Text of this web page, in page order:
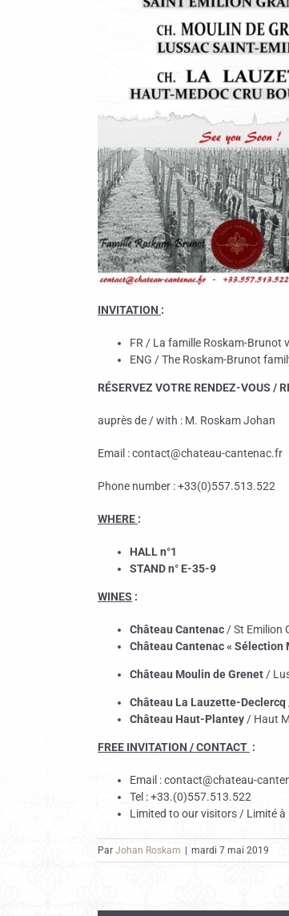
INVITATION :
FR / La famille Roskam-Brunot
ENG / The Roskam-Brunot
RÉSERVEZ VOTRE RENDEZ-VOUS /
auprès de / with : M. Roskam Johan
Email : contact@chateau-cantenac.fr
Phone number : +33(0)557.513.522
WHERE :
HALL n°1
STAND n° E-35-9
WINES :
Château Cantenac / St Emilion
Château Cantenac « Sélection
Château Moulin de Grenet /
Château La Lauzette-Declercq
Château Haut-Plantey / Haut
FREE INVITATION / CONTACT :
Email : contact@chateau-
Tel : +33.(0)557.513.522
Limited to our visitors / Limité à
Par Johan Roskam mardi 7 mai 2019